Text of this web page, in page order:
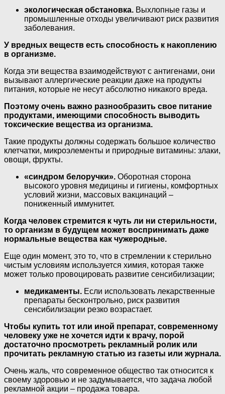
экологическая обстановка. Выхлопные газы и
промышленные отходы увеличивают риск развития
заболевания.
У вредных веществ есть способность к накоплению
в организме.
Когда эти вещества взаимодействуют с антигенами, они
вызывают аллергические реакции даже на продукты
питания, которые не несут абсолютно никакого вреда.
Поэтому очень важно разнообразить свое питание
продуктами, имеющими способность выводить
токсические вещества из организма.
Такие продукты должны содержать большое количество
клетчатки, микроэлементы и природные витамины: злаки,
овощи, фрукты.
«синдром белоручки». Оборотная сторона
высокого уровня медицины и гигиены, комфортных
условий жизни, массовых вакцинаций –
пониженный иммунитет.
Когда человек стремится к чуть ли ни стерильности,
то организм в будущем может воспринимать даже
нормальные вещества как чужеродные.
Еще один момент, это то, что в стремлении к стерильно
чистым условиям используется химия, которая также
может только провоцировать развитие сенсибилизации;
медикаменты. Если использовать лекарственные
препараты бесконтрольно, риск развития
сенсибилизации резко возрастает.
Чтобы купить тот или иной препарат, современному
человеку уже не хочется идти к врачу, порой
достаточно просмотреть рекламный ролик или
прочитать рекламную статью из газеты или журнала.
Очень жаль, что современное общество так относится к
своему здоровью и не задумывается, что задача любой
рекламной акции – продажа товара.